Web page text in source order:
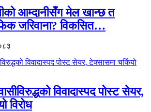
आम्दानीसँग मेल खान्छ त
जरिवाना? विकसित…
विवादास्पद पोस्ट सेयर,
विरोध